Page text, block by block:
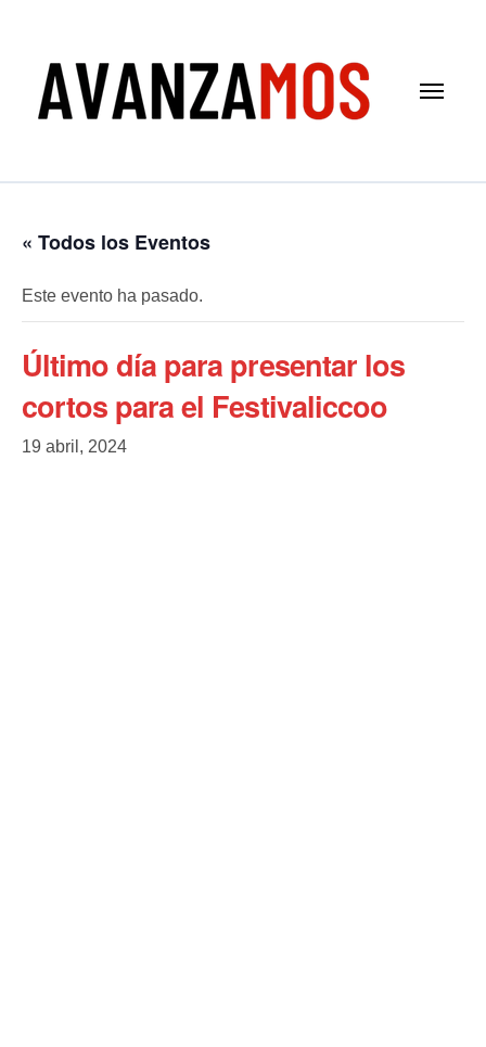
« Todos los Eventos
Este evento ha pasado.
Último día para presentar los
cortos para el Festivaliccoo
19 abril, 2024